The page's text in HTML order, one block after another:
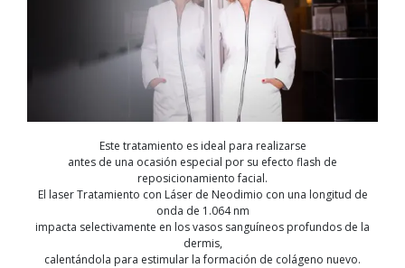
Este tratamiento es ideal para realizarse
antes de una ocasión especial por su efecto flash de
reposicionamiento facial.
El laser Tratamiento con Láser de Neodimio con una longitud de
onda de 1.064 nm
impacta selectivamente en los vasos sanguíneos profundos de la
dermis,
calentándola para estimular la formación de colágeno nuevo.